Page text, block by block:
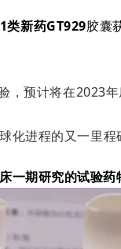
1类新药GT929胶囊
预计将在2023年
进程的又一里程
一期研究的试验药